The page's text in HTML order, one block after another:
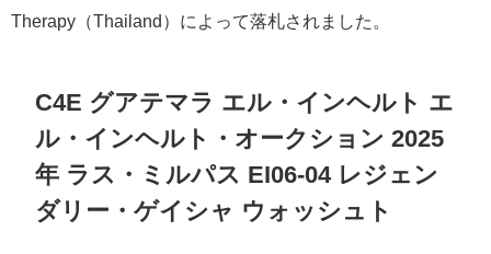
Therapy（Thailand）によって落札されました。
C4E グアテマラ エル・インヘルト エ
ル・インヘルト・オークション 2025
年 ラス・ミルパス EI06-04 レジェン
ダリー・ゲイシャ ウォッシュト